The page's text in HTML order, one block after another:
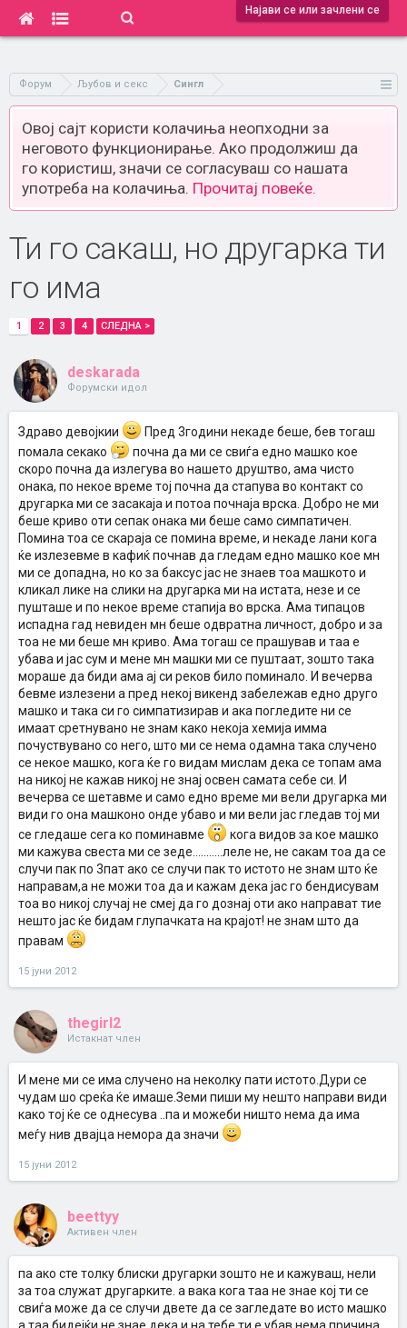
Најави се или зачлени се
Форум Љубов и секс Сингл
Овој сајт користи колачиња неопходни за
неговото функционирање. Ако продолжиш да
го користиш, значи се согласуваш со нашата
употреба на колачиња. Прочитај повеќе.
Ти го сакаш, но другарка ти
го има
1 2 3 4 СЛЕДНА >
deskarada
Форумски идол
Здраво девојкии
Пред 3години некаде беше, бев тогаш
помала секако
почна да ми се свиѓа едно машко кое
скоро почна да излегува во нашето друштво, ама чисто
онака, по некое време тој почна да стапува во контакт со
другарка ми се засакаја и потоа почнаја врска. Добро не ми
беше криво оти сепак онака ми беше само симпатичен.
Помина тоа се скараја се помина време, и некаде лани кога
ќе излезевме в кафиќ почнав да гледам едно машко кое мн
ми се допадна, но ко за баксус јас не знаев тоа машкото и
кликал лике на слики на другарка ми на истата, незе и се
пушташе и по некое време стапија во врска. Ама типацов
испадна гад невиден мн беше одвратна личност, добро и за
тоа не ми беше мн криво. Ама тогаш се прашував и таа е
убава и јас сум и мене мн машки ми се пуштаат, зошто така
мораше да биди ама ај си реков било поминало. И вечерва
бевме излезени а пред некој викенд забележав едно друго
машко и така си го симпатизирав и ака погледите ни се
имаат сретнувано не знам како некоја хемија имма
почуствувано со него, што ми се нема одамна така случено
се некое машко, кога ќе го видам мислам дека се топам ама
на никој не кажав никој не знај освен самата себе си. И
вечерва се шетавме и само едно време ми вели другарка ми
види го она машконо онде убаво и ми вели јас гледав тој ми
се гледаше сега ко поминавме
кога видов за кое машко
ми кажува свеста ми се зеде...........леле не, не сакам тоа да се
случи пак по 3пат ако се случи пак то истото не знам што ќе
направам,а не можи тоа да и кажам дека јас го бендисувам
тоа во никој случај не смеј да го дознај оти ако направат тие
нешто јас ќе бидам глупачката на крајот! не знам што да
правам
15 јуни 2012
thegirl2
Истакнат член
И мене ми се има случено на неколку пати истото.Дури се
чудам шо среќа ќе имаше.Земи пиши му нешто направи види
како тој ќе се однесува ..па и можеби ништо нема да има
меѓу нив двајца немора да значи
15 јуни 2012
beettyy
Активен член
па ако сте толку блиски другарки зошто не и кажуваш, нели
за тоа служат другарките. а вака кога таа не знае кој ти се
свиѓа може да се случи двете да се загледате во исто машко